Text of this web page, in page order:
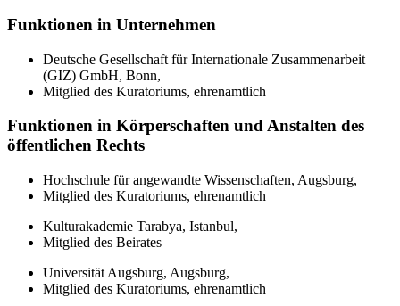
Funktionen in Unternehmen
Deutsche Gesellschaft für Internationale Zusammenarbeit
(GIZ) GmbH, Bonn,
Mitglied des Kuratoriums, ehrenamtlich
Funktionen in Körperschaften und Anstalten des
öffentlichen Rechts
Hochschule für angewandte Wissenschaften, Augsburg,
Mitglied des Kuratoriums, ehrenamtlich
Kulturakademie Tarabya, Istanbul,
Mitglied des Beirates
Universität Augsburg, Augsburg,
Mitglied des Kuratoriums, ehrenamtlich